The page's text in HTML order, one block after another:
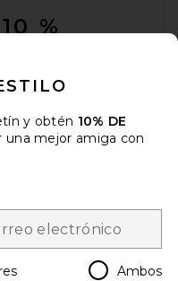
%
su correo
y obtén 10% DE
una mejor amiga con
Ambos